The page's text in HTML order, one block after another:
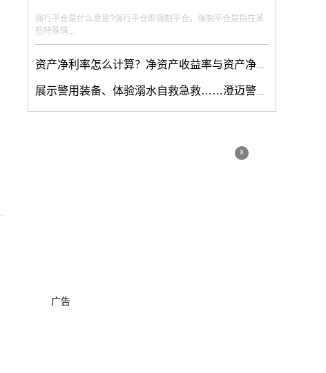
强行平仓是什么意思?强行平仓即强制平仓。强制平仓是指在某
些特殊情...
资产净利率怎么计算？净资产收益率与资产净利率是不是一回事？
展示警用装备、体验溺水自救急救……澄迈警方这份“六一”儿童节礼物叫“平安”
x
广告